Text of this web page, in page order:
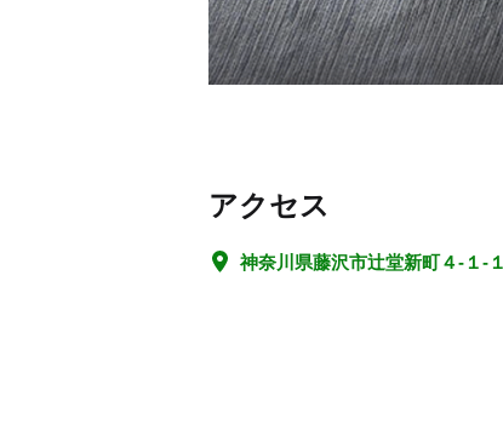
アクセス
神奈川県藤沢市辻堂新町４-１-